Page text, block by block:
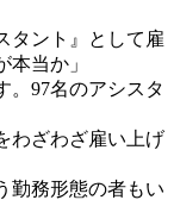
タント』として雇
当か」
97名のアシスタ
わざわざ雇い上げ
勤務形態の者もい